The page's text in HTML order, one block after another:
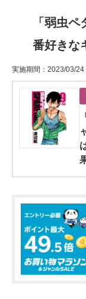
「弱虫
番好きな
実施期間：2023/03/